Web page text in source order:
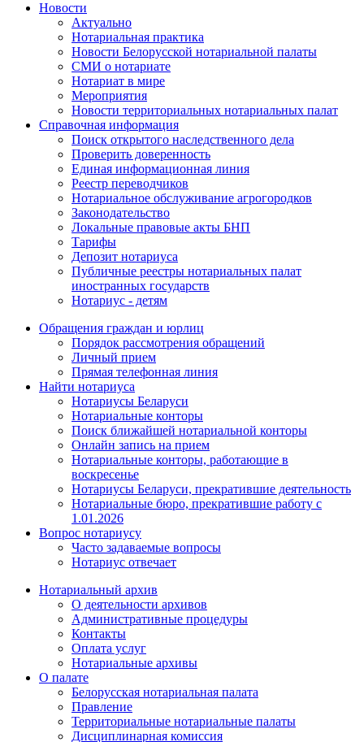
Новости
Актуально
Нотариальная практика
Новости Белорусской нотариальной палаты
СМИ о нотариате
Нотариат в мире
Мероприятия
Новости территориальных нотариальных палат
Справочная информация
Поиск открытого наследственного дела
Проверить доверенность
Единая информационная линия
Реестр переводчиков
Нотариальное обслуживание агрогородков
Законодательство
Локальные правовые акты БНП
Тарифы
Депозит нотариуса
Публичные реестры нотариальных палат
иностранных государств
Нотариус - детям
Обращения граждан и юрлиц
Порядок рассмотрения обращений
Личный прием
Прямая телефонная линия
Найти нотариуса
Нотариусы Беларуси
Нотариальные конторы
Поиск ближайшей нотариальной конторы
Онлайн запись на прием
Нотариальные конторы, работающие в
воскресенье
Нотариусы Беларуси, прекратившие деятельность
Нотариальные бюро, прекратившие работу с
1.01.2026
Вопрос нотариусу
Часто задаваемые вопросы
Нотариус отвечает
Нотариальный архив
О деятельности архивов
Административные процедуры
Контакты
Оплата услуг
Нотариальные архивы
О палате
Белорусская нотариальная палата
Правление
Территориальные нотариальные палаты
Дисциплинарная комиссия